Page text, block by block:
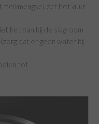
melkmengsel, zet het vuur
het dan bij de slagroom
dat er geen water bij
tot